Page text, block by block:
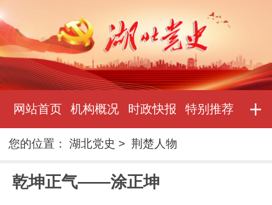
网站首页 机构概况 时政快报 特别推荐
您的位置：湖北党史 >荆楚人物
乾坤正气——涂正坤